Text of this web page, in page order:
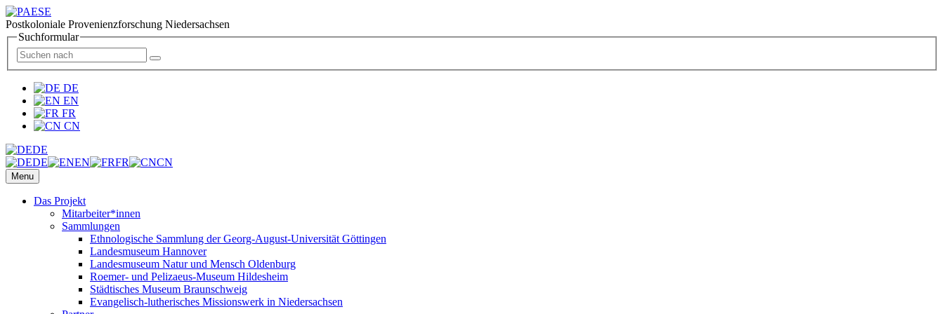
Postkoloniale Provenienzforschung Niedersachsen
Suchformular
DE
EN
FR
CN
DE
DE
EN FR CN
Menu
Das Projekt
Mitarbeiter*innen
Sammlungen
Ethnologische Sammlung der Georg-August-Universität Göttingen
Landesmuseum Hannover
Landesmuseum Natur und Mensch Oldenburg
Roemer- und Pelizaeus-Museum Hildesheim
Städtisches Museum Braunschweig
Evangelisch-lutherisches Missionswerk in Niedersachsen